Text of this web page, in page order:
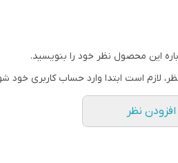
این محصول نظر خود را بنویسید.
لازم است ابتدا وارد حساب کاربری خود
افزودن نظر